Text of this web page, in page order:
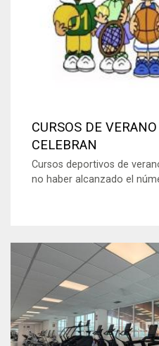
CURSOS DE
CELEBRAN
Cursos deportivos de
no haber alcanzado el